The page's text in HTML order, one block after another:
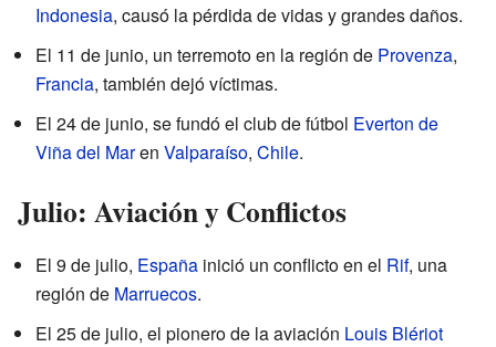
Indonesia, causó la pérdida de vidas y grandes daños.
El 11 de junio, un terremoto en la región de Provenza,
Francia, también dejó víctimas.
El 24 de junio, se fundó el club de fútbol Everton de
Viña del Maren Valparaíso, Chile.
Julio: Aviación y Conflictos
El 9 de julio, España inició un conflicto en el Rif, una
región de Marruecos.
El 25 de julio, el pionero de la aviación Louis Blériot